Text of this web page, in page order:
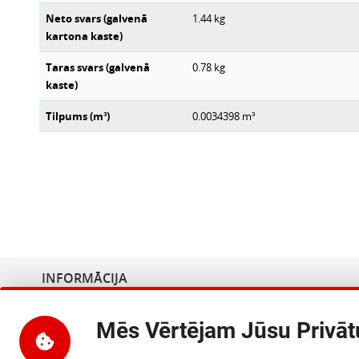
Neto svars (galvenā
kartona kaste)
1.44kg
Taras svars (galvenā
kaste)
0.78 kg
Tilpums (m³) 0.0034398 m³
INFORMĀCIJA
Adrese
Dārzciema iela 60, Rīga, LV-
PVN reģ. numurs
Mēs Vērtējam Jūsu